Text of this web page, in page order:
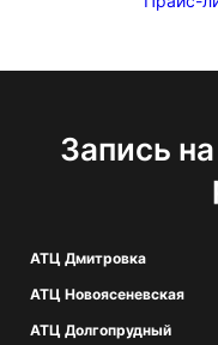
Запись
АТЦ Дмитровка
АТЦ Новоясеневская
АТЦ Долгопрудный